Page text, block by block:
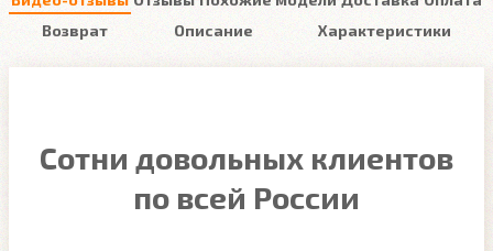
Возврат
Описание Характеристики
Сотни довольных клиентов
по всей России